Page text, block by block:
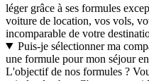
léger grâce à ses formules
voiture de location, vos vols,
incomparable de votre
Puis-je sélectionner ma
une formule pour mon séjour
L'objectif de nos formules ?